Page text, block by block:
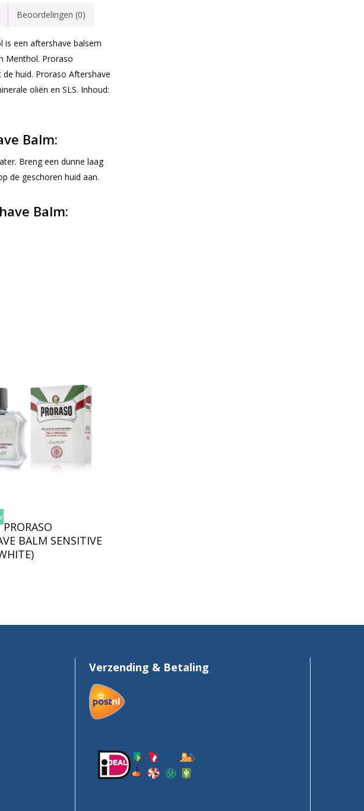
Beoordelingen (0)
is een aftershave balsem
Menthol. Proraso
huid. Proraso Aftershave
oliën en SLS. Inhoud:
Balm:
Breng een dunne laag
de geschoren huid aan.
Balm:
Aan Winkelwagen
PRORASO
BALM SENSITIVE
Verzending & Betaling